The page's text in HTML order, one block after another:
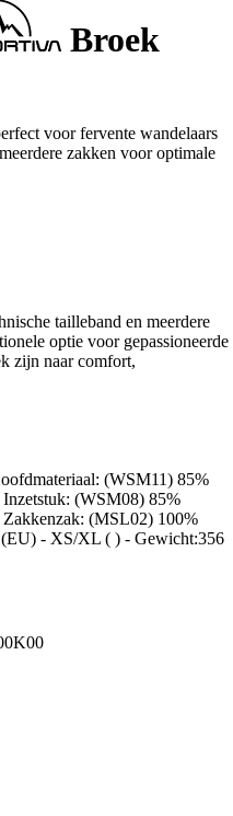
Broek
voor fervente wandelaars
zakken voor optimale
tailleband en meerdere
optie voor gepassioneerde
zijn naar comfort,
(WSM11) 85%
(WSM08) 85%
Zakkenzak: (MSL02) 100%
- XS/XL ( ) - Gewicht:356